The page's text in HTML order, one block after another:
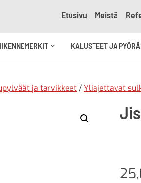
Etusivu Meistä
KALUSTEET JA
ja tarvikkeet /Yliajettavat